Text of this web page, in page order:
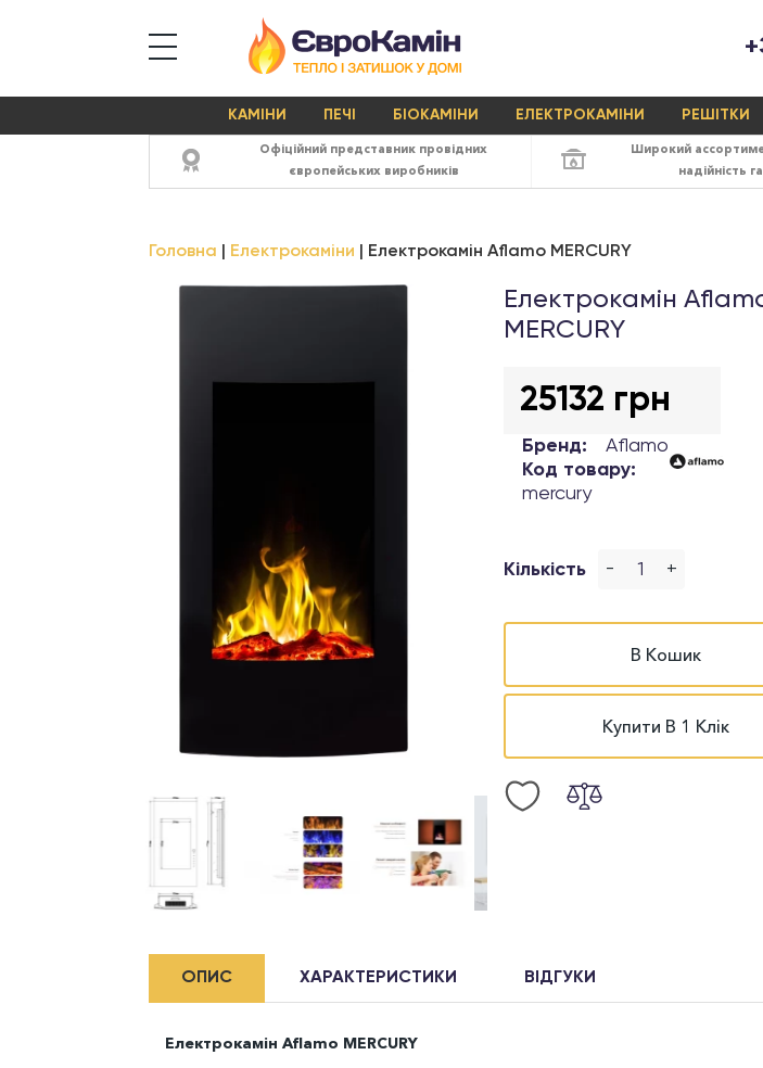
КАМІНИ ПЕЧІ БІОКАМІНИ ЕЛЕКТРОКАМІНИ РЕШІТКИ
Офіційний представник провідних
європейських виробників
Широкий
надійність
Головна Електрокаміни Електрокамін Aflamo MERCURY
Електрокамін
MERCURY
25132 грн
Бренд:
Aflamo
Код товару:
mercury
Кількість - +
В Кошик
Купити В 1 Клік
ОПИС ХАРАКТЕРИСТИКИ ВІДГУКИ
Електрокамін Aflamo MERCURY